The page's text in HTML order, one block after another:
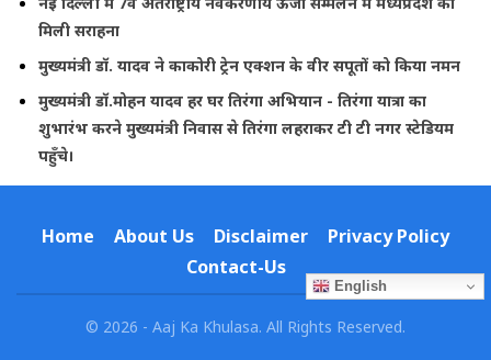
मिली सराहना
मुख्यमंत्री डॉ. यादव ने काकोरी ट्रेन एक्शन के वीर सपूतों को किया नमन
मुख्यमंत्री डॉ.मोहन यादव हर घर तिरंगा अभियान - तिरंगा यात्रा का
शुभारंभ करने मुख्यमंत्री निवास से तिरंगा लहराकर टी टी नगर स्टेडियम
पहुँचे।
Home About Us Disclaimer
Privacy Policy
Contact-Us
English
© 2026 - Aaj Ka Khulasa. All Rights Reserved.